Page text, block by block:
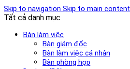
Skip to navigation Skip to main content
Tất cả danh mục
Bàn làm việc
Bàn giám đốc
Bàn làm việc cá nhân
Bàn phòng họp